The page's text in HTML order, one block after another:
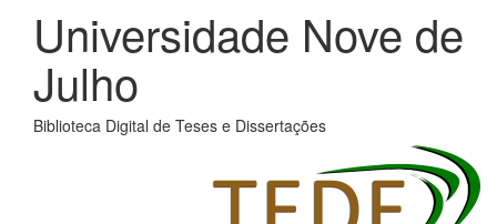
Universidade Nove de
Julho
Biblioteca Digital de Teses e Dissertações